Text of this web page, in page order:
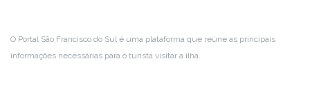
O Portal São Francisco do Sul é uma plataforma que reúne as principais
informações necessárias para o turista visitar a ilha.